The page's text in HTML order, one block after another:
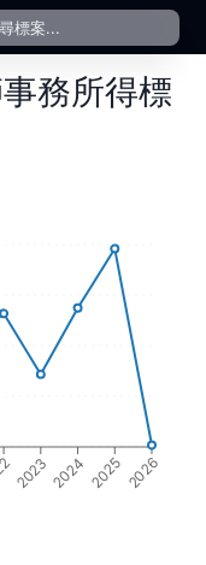
menu
務所得標
20232024 2025 2026